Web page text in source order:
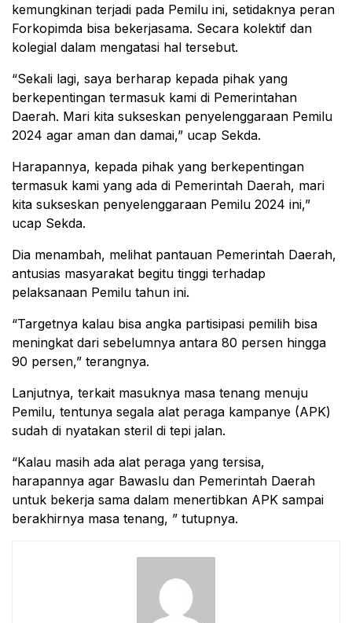
kemungkinan terjadi pada Pemilu ini, setidaknya peran
Forkopimda bisa bekerjasama. Secara kolektif dan
kolegial dalam mengatasi hal tersebut.
“Sekali lagi, saya berharap kepada pihak yang
berkepentingan termasuk kami di Pemerintahan
Daerah. Mari kita sukseskan penyelenggaraan Pemilu
2024 agar aman dan damai,” ucap Sekda.
Harapannya, kepada pihak yang berkepentingan
termasuk kami yang ada di Pemerintah Daerah, mari
kita sukseskan penyelenggaraan Pemilu 2024 ini,”
ucap Sekda.
Dia menambah, melihat pantauan Pemerintah Daerah,
antusias masyarakat begitu tinggi terhadap
pelaksanaan Pemilu tahun ini.
“Targetnya kalau bisa angka partisipasi pemilih bisa
meningkat dari sebelumnya antara 80 persen hingga
90 persen,” terangnya.
Lanjutnya, terkait masuknya masa tenang menuju
Pemilu, tentunya segala alat peraga kampanye (APK)
sudah di nyatakan steril di tepi jalan.
“Kalau masih ada alat peraga yang tersisa,
harapannya agar Bawaslu dan Pemerintah Daerah
untuk bekerja sama dalam menertibkan APK sampai
berakhirnya masa tenang, ” tutupnya.